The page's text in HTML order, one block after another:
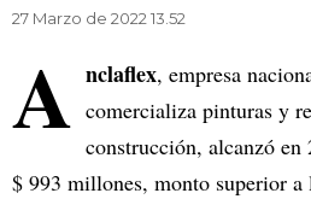
27 Marzo de 2022 13.52
A nclaflex, empresa
comercializa pinturas y
construcción, alcanzó
$ 993 millones, monto superior a